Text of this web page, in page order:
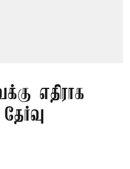
எதிராக